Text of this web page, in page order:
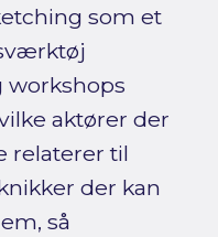
som et
workshops
aktører der
relaterer til
der kan
så